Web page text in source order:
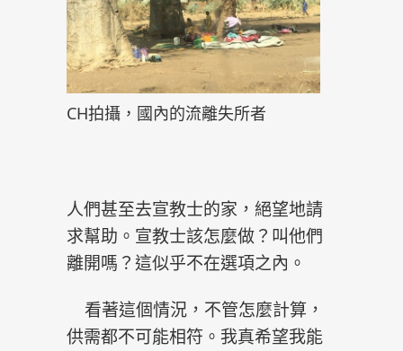
CH拍攝，國內的流離失所者
人們甚至去宣教士的家，絕望地請
求幫助。宣教士該怎麼做？叫他們
離開嗎？這似乎不在選項之內。
看著這個情況，不管怎麼計算，
供需都不可能相符。我真希望我能